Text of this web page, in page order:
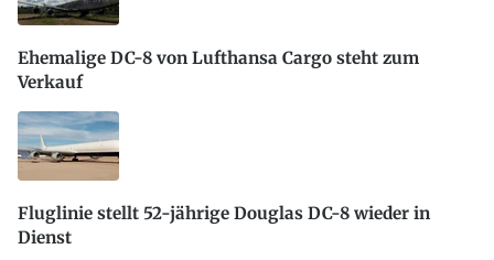
Ehemalige DC-8 von Lufthansa Cargo steht zum
Verkauf
Fluglinie stellt 52-jährige Douglas DC-8 wieder in
Dienst